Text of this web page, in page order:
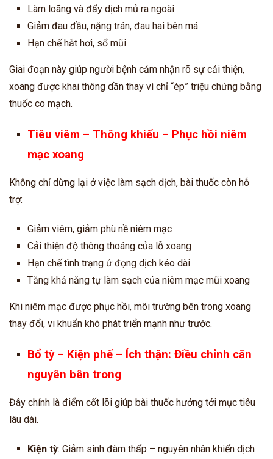
Làm loãng và đẩy dịch mủ ra ngoài
Giảm đau đầu, nặng trán, đau hai bên má
Hạn chế hắt hơi, sổ mũi
Giai đoạn này giúp người bệnh cảm nhận rõ sự cải thiện,
xoang được khai thông dần thay vì chỉ “ép” triệu chứng bằng
thuốc co mạch.
Tiêu viêm – Thông khiếu – Phục hồi niêm
mạc xoang
Không chỉ dừng lại ở việc làm sạch dịch, bài thuốc còn hỗ
trợ:
Giảm viêm, giảm phù nề niêm mạc
Cải thiện độ thông thoáng của lỗ xoang
Hạn chế tình trạng ứ đọng dịch kéo dài
Tăng khả năng tự làm sạch của niêm mạc mũi xoang
Khi niêm mạc được phục hồi, môi trường bên trong xoang
thay đổi, vi khuẩn khó phát triển mạnh như trước.
Bổ tỳ – Kiện phế – Ích thận: Điều chỉnh căn
nguyên bên trong
Đây chính là điểm cốt lõi giúp bài thuốc hướng tới mục tiêu
lâu dài.
Kiện tỳ: Giảm sinh đàm thấp – nguyên nhân khiến dịch